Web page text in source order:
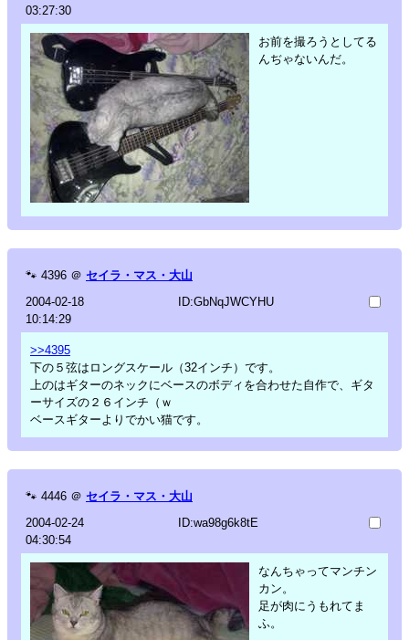
03:27:30
お前を撮ろうとしてる
んぢゃないんだ。
🐾 4396 ＠ セイラ・マス・大山
2004-02-18
10:14:29
ID:GbNqJWCYHU
>>4395
下の５弦はロングスケール（32インチ）です。
上のはギターのネックにベースのボディを合わせた自作で、ギタ
ーサイズの２６インチ（ｗ
ベースギターよりでかい猫です。
🐾 4446 ＠ セイラ・マス・大山
2004-02-24
04:30:54
ID:wa98g6k8tE
なんちゃってマンチン
カン。
足が肉にうもれてま
ふ。